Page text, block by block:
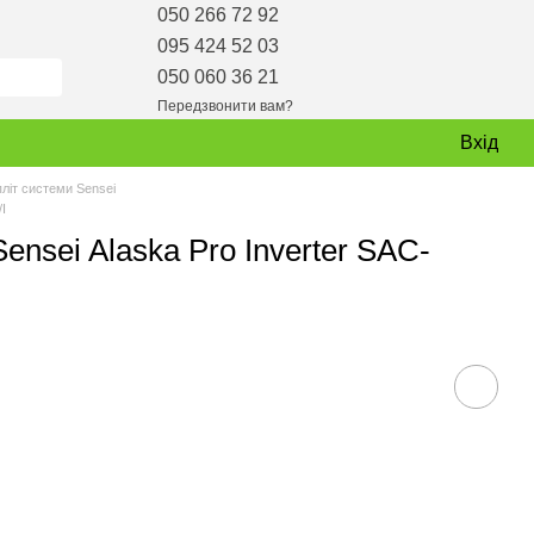
050 266 72 92
095 424 52 03
050 060 36 21
Передзвонити вам?
Вхід
системи Sensei
Alaska Pro Inverter SAC-